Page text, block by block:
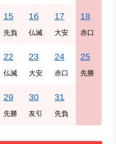
15
先負
16
仏滅
17
大安
18
赤口
22
仏滅
23
大安
24
赤口
25
先勝
29
先勝
30
友引
31
先負